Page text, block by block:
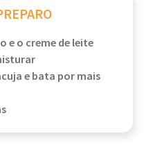
e o creme de leite
e bata por mais